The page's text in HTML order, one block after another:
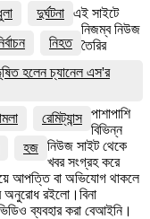
দুর্ঘটনা
নিহত
হলেন চ্যানেল এস'র
রেমিট্যান্স
হজ
এই সাইটে
নিজম্ব নিউজ
তৈরির
পাশাপাশি
বিভিন্ন
নিউজ সাইট থেকে
খবর সংগ্রহ করে
আপত্তি বা অভিযোগ থাকলে
অনুরোধ রইলো।বিনা
ব্যবহার করা বেআইনি।